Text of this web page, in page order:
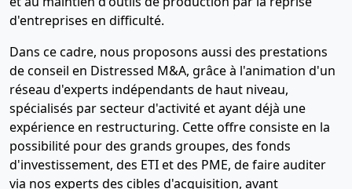
d'entreprises en difficulté.
Dans ce cadre, nous proposons aussi des prestations
de conseil en Distressed M&A, grâce à l'animation d'un
réseau d'experts indépendants de haut niveau,
spécialisés par secteur d'activité et ayant déjà une
expérience en restructuring. Cette offre consiste en la
possibilité pour des grands groupes, des fonds
d'investissement, des ETI et des PME, de faire auditer
via nos experts des cibles d'acquisition, avant